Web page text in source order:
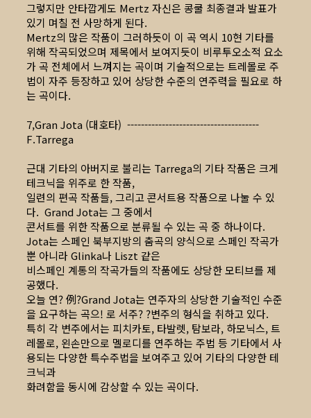
그렇지만 안타깝게도 Mertz 자신은 콩쿨 최종결과 발표가
있기 며칠 전 사망하게 된다.
Mertz의 많은 작품이 그러하듯이 이 곡 역시 10현 기타를
위해 작곡되었으며 제목에서 보여지듯이 비루투오소적 요소
가 곡 전체에서 느껴지는 곡이며 기술적으로는 트레몰로 주
법이 자주 등장하고 있어 상당한 수준의 연주력을 필요로 하
는 곡이다.
7,Gran Jota (대호타) --------------------------------------
F.Tarrega
근대 기타의 아버지로 불리는 Tarrega의 기타 작품은 크게
테크닉을 위주로 한 작품,
일련의 편곡 작품들, 그리고 콘서트용 작품으로 나눌 수 있
다. Grand Jota는 그 중에서
콘서트를 위한 작품으로 분류될 수 있는 곡 중 하나이다.
Jota는 스페인 북부지방의 춤곡의 양식으로 스페인 작곡가
뿐 아니라 Glinka나 Liszt 같은
비스페인 계통의 작곡가들의 작품에도 상당한 모티브를 제
공했다.
오늘 연? 例?Grand Jota는 연주자의 상당한 기술적인 수준
을 요구하는 곡으! 로 서주? ?변주의 형식을 취하고 있다.
특히 각 변주에서는 피치카토, 타발렛, 탐보라, 하모닉스, 트
레몰로, 왼손만으로 멜로디를 연주하는 주법 등 기타에서 사
용되는 다양한 특수주법을 보여주고 있어 기타의 다양한 테
크닉과
화려함을 동시에 감상할 수 있는 곡이다.